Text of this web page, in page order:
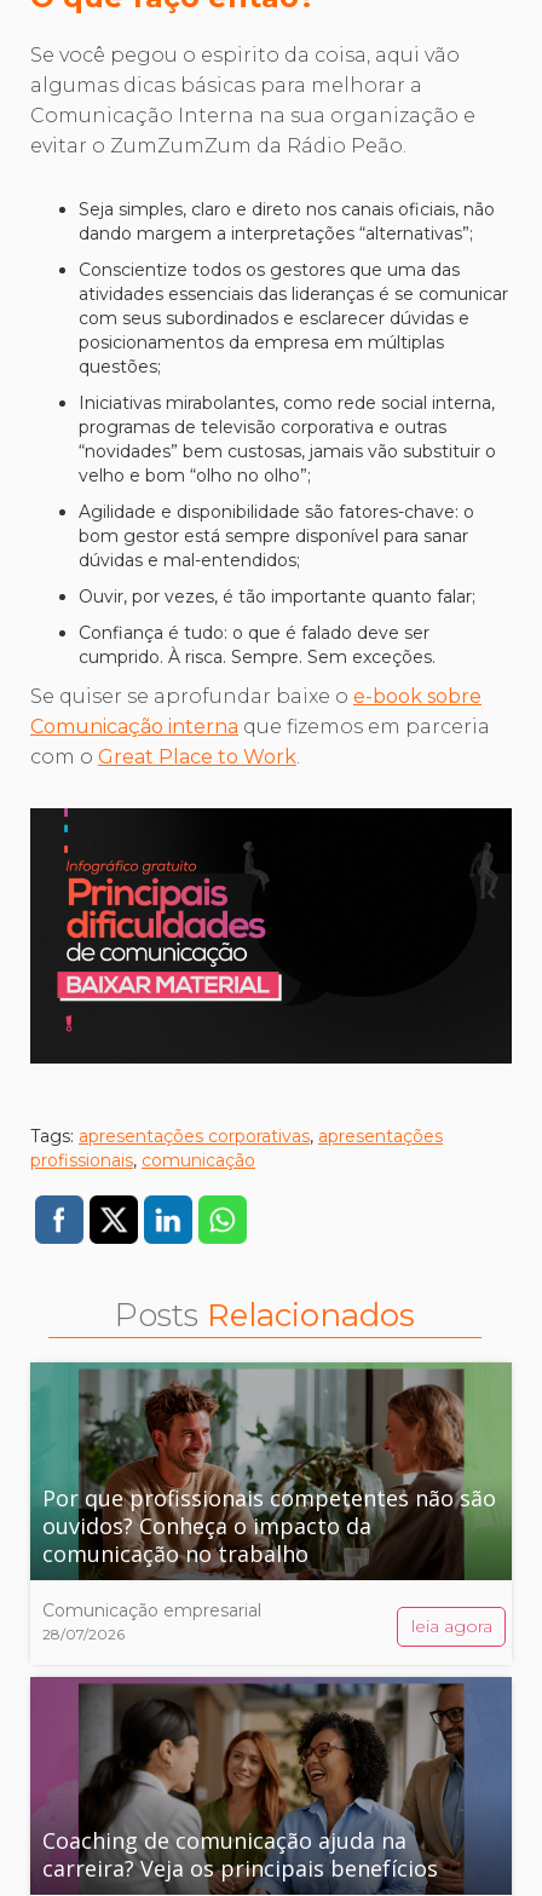
Se você pegou o espirito da coisa, aqui vão
algumas dicas básicas para melhorar a
Comunicação Interna na sua organização e
evitar o ZumZumZum da Rádio Peão.
Seja simples, claro e direto nos canais oficiais, não
dando margem a interpretações “alternativas”;
Conscientize todos os gestores que uma das
atividades essenciais das lideranças é se comunicar
com seus subordinados e esclarecer dúvidas e
posicionamentos da empresa em múltiplas
questões;
Iniciativas mirabolantes, como rede social interna,
programas de televisão corporativa e outras
“novidades” bem custosas, jamais vão substituir o
velho e bom “olho no olho”;
Agilidade e disponibilidade são fatores-chave: o
bom gestor está sempre disponível para sanar
dúvidas e mal-entendidos;
Ouvir, por vezes, é tão importante quanto falar;
Confiança é tudo: o que é falado deve ser
cumprido. À risca. Sempre. Sem exceções.
Se quiser se aprofundar baixe o e-book sobre
Comunicação interna que fizemos em parceria
com o Great Place to Work.
Tags: apresentações corporativas, apresentações
profissionais, comunicação
Posts Relacionados
Por que profissionais competentes não são
ouvidos? Conheça o impacto da
comunicação no trabalho
Comunicação empresarial
28/07/2026 leia agora
Coaching de comunicação ajuda na
carreira? Veja os principais benefícios